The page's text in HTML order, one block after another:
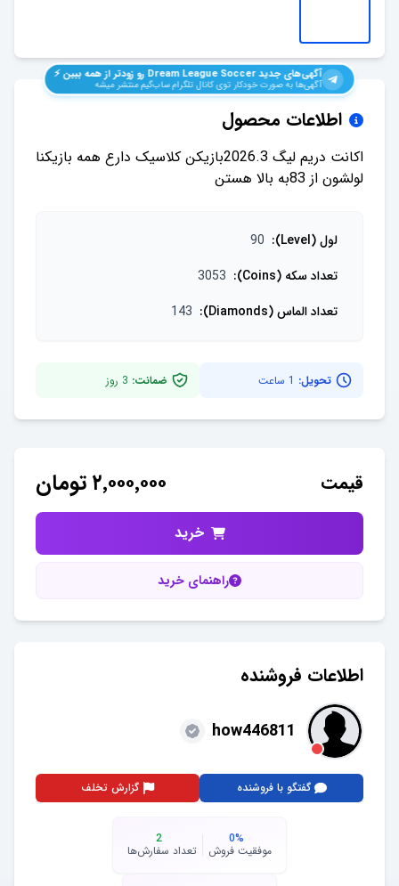
آگهی‌های جدیدDream League Soccer رو زودتر از همه ببین ⚡️
آگهی‌ها به صورت خودکار توی کانال تلگرام ساب‌گیم منتشر میشه
اطلاعات محصول
اکانت دریم لیگ 2026.3بازیکن کلاسیک دارع همه بازیکنا
لولشون از 83به بالا هستن
لول (Level) :
90
تعداد سکه (Coins)
:
3053
تعداد الماس (Diamonds)
:
143
تحویل: 1 ساعت ضمانت: 3 روز
قیمت ۲٬۰۰۰٬۰۰۰تومان
خرید
راهنمای خرید
اطلاعات فروشنده
how446811
گفتگو با فروشنده گزارش تخلف
0%
موفقیت فروش
2
تعداد سفارش‌ها